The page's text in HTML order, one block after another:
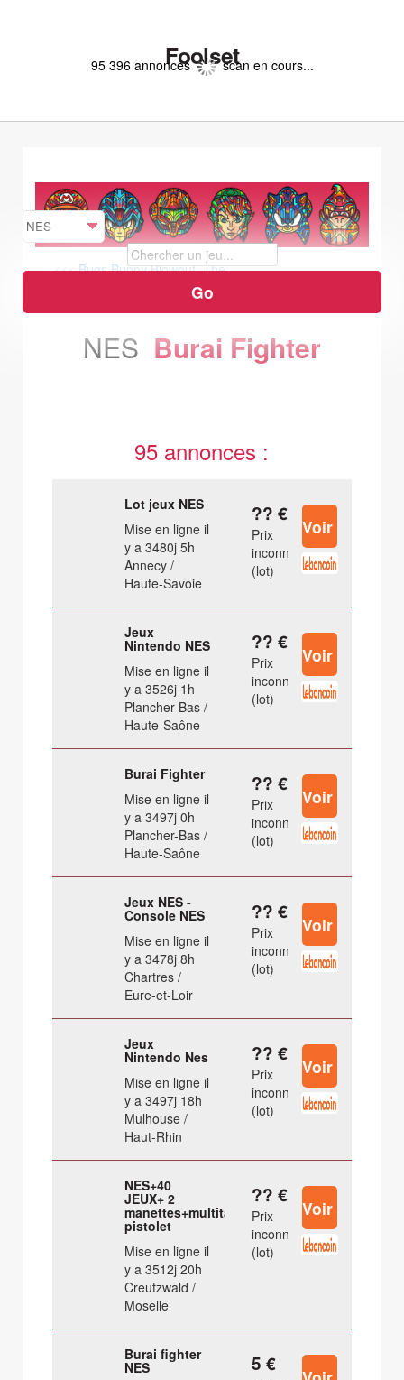
Foolset
95 396 annonces scan en cours...
<<< Bugs Bunny Blowout, The
California Games >>>
NES Burai Fighter
95 annonces :
Lot jeux NES
Mise en ligne il
y a 3480j 5h
Annecy /
Haute-Savoie
?? €
Prix
inconnu
(lot)
Jeux
Nintendo NES
Mise en ligne il
y a 3526j 1h
Plancher-Bas /
Haute-Saône
?? €
Prix
inconnu
(lot)
Burai Fighter
Mise en ligne il
y a 3497j 0h
Plancher-Bas /
Haute-Saône
?? €
Prix
inconnu
(lot)
Jeux NES -
Console NES
Mise en ligne il
y a 3478j 8h
Chartres /
Eure-et-Loir
?? €
Prix
inconnu
(lot)
Jeux
Nintendo Nes
Mise en ligne il
y a 3497j 18h
Mulhouse /
Haut-Rhin
?? €
Prix
inconnu
(lot)
NES+40
JEUX+ 2
manettes+multitap+
pistolet
Mise en ligne il
y a 3512j 20h
Creutzwald /
Moselle
?? €
Prix
inconnu
(lot)
Burai fighter
NES
5 €